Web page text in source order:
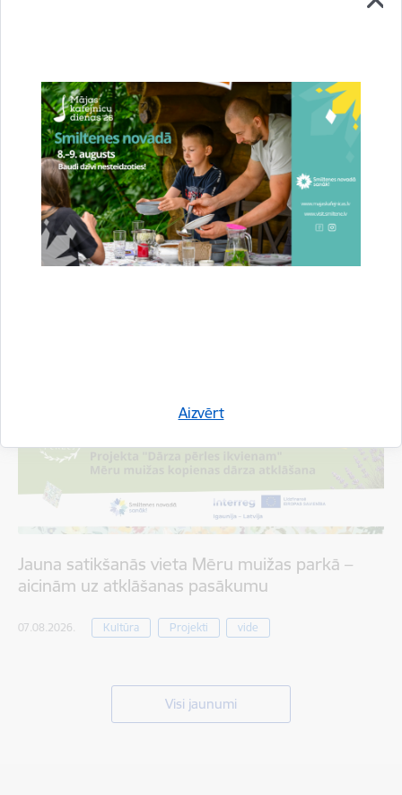
Aizvērt
Stājies spēkā jaunais novada teritorijas
plānojums – Smiltene ieguvusi jaunas pilsētas
robežas
Jauna satikšanās vieta Mēru muižas parkā –
aicinām uz atklāšanas pasākumu
07.08.2026. Kultūra Projekti vide
Visi jaunumi